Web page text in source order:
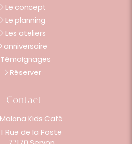
Le concept
Le planning
Les ateliers
anniversaire
Témoignages
Réserver
Contact
Malana Kids Café
1 Rue de la Poste